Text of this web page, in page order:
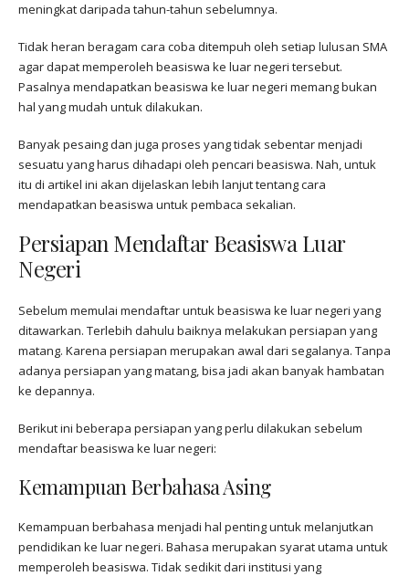
meningkat daripada tahun-tahun sebelumnya.
Tidak heran beragam cara coba ditempuh oleh setiap lulusan SMA
agar dapat memperoleh beasiswa ke luar negeri tersebut.
Pasalnya mendapatkan beasiswa ke luar negeri memang bukan
hal yang mudah untuk dilakukan.
Banyak pesaing dan juga proses yang tidak sebentar menjadi
sesuatu yang harus dihadapi oleh pencari beasiswa. Nah, untuk
itu di artikel ini akan dijelaskan lebih lanjut tentang cara
mendapatkan beasiswa untuk pembaca sekalian.
Persiapan Mendaftar Beasiswa Luar
Negeri
Sebelum memulai mendaftar untuk beasiswa ke luar negeri yang
ditawarkan. Terlebih dahulu baiknya melakukan persiapan yang
matang. Karena persiapan merupakan awal dari segalanya. Tanpa
adanya persiapan yang matang, bisa jadi akan banyak hambatan
ke depannya.
Berikut ini beberapa persiapan yang perlu dilakukan sebelum
mendaftar beasiswa ke luar negeri:
Kemampuan Berbahasa Asing
Kemampuan berbahasa menjadi hal penting untuk melanjutkan
pendidikan ke luar negeri. Bahasa merupakan syarat utama untuk
memperoleh beasiswa. Tidak sedikit dari institusi yang